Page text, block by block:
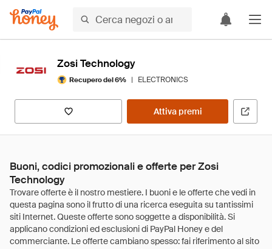
Zosi Technology
Recupero del 6% | ELECTRONICS
Attiva premi
Buoni, codici promozionali e offerte per Zosi
Technology